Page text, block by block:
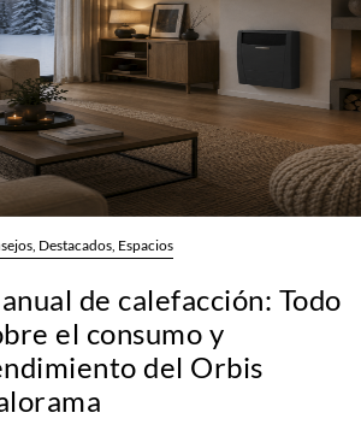
Destacados, Espacios
de calefacción: Todo
el consumo y
del Orbis